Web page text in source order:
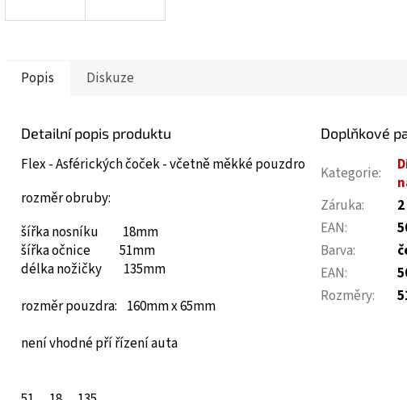
Popis Diskuze
Detailní popis produktu
Flex - Asférických čoček - včetně měkké pouzdro
rozměr obruby:
šířka nosníku 18mm
šířka očnice 51mm
délka nožičky 135mm
rozměr pouzdra: 160mm x 65mm
není vhodné pří řízení auta
Doplňkové
Kategorie:
Záruka:
EAN:
Barva:
EAN:
Rozměry: